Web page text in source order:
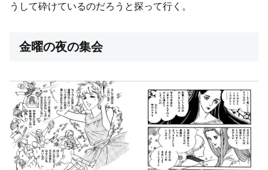
うして砕けているのだろうと探って行く。
金曜の夜の集会